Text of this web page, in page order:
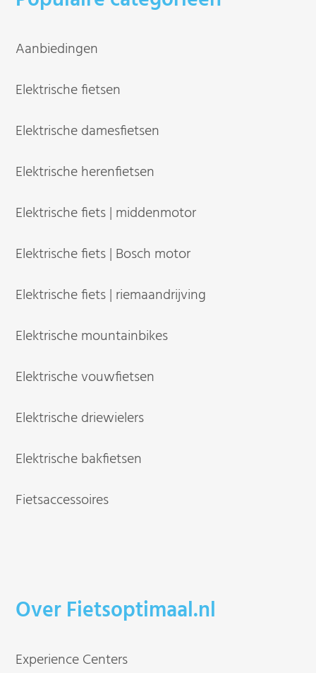
Aanbiedingen
Elektrische fietsen
Elektrische damesfietsen
Elektrische herenfietsen
Elektrische fiets | middenmotor
Elektrische fiets | Bosch motor
Elektrische fiets | riemaandrijving
Elektrische mountainbikes
Elektrische vouwfietsen
Elektrische driewielers
Elektrische bakfietsen
Fietsaccessoires
Over Fietsoptimaal.nl
Experience Centers